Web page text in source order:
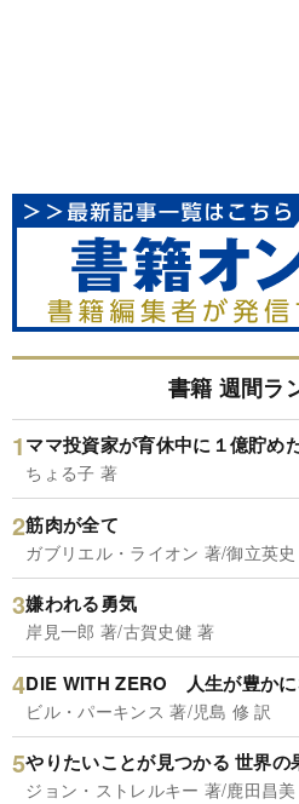
書籍 週間ラ
ママ投資家が育休中に１億貯め
ちょる子 著
筋肉が全て
ガブリエル・ライオン 著/御立英史
嫌われる勇気
岸見一郎 著/古賀史健 著
DIE WITH ZERO 人生が豊か
ビル・パーキンス 著/児島 修 訳
やりたいことが見つかる 世界の
ジョン・ストレルキー 著/鹿田昌美